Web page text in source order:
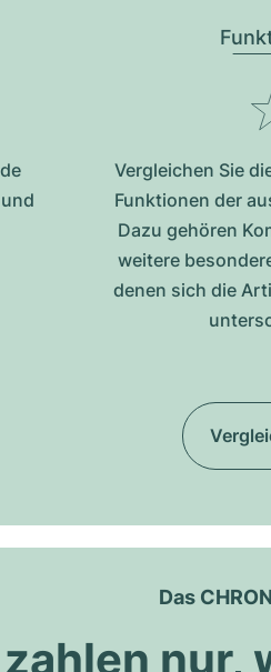
Vergleichen Sie
Funktionen der
Dazu gehören
weitere
denen sich die
Das
nur,